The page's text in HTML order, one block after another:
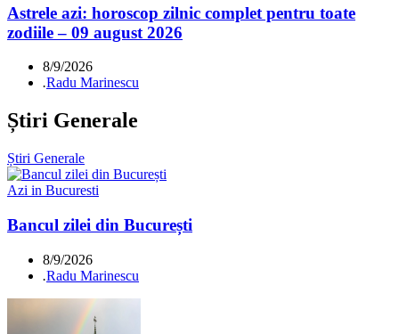
Astrele azi: horoscop zilnic complet pentru toate
zodiile – 09 august 2026
8/9/2026
.Radu Marinescu
Știri Generale
Știri Generale
Azi in Bucuresti
Bancul zilei din București
8/9/2026
.Radu Marinescu